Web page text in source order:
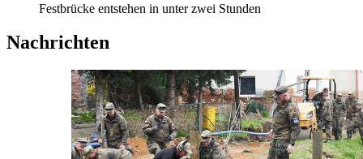
Festbrücke entstehen in unter zwei Stunden
Nachrichten